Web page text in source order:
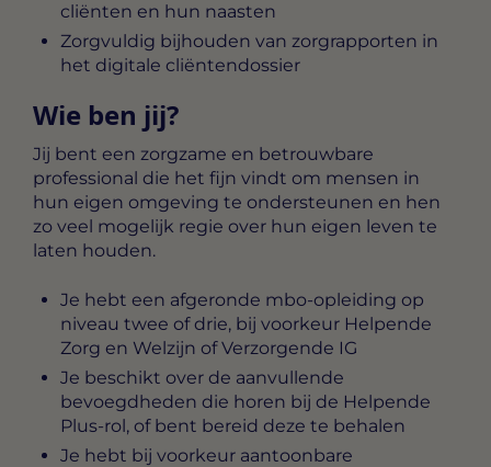
cliënten en hun naasten
Zorgvuldig bijhouden van zorgrapporten in
het digitale cliëntendossier
Wie ben jij?
Jij bent een zorgzame en betrouwbare
professional die het fijn vindt om mensen in
hun eigen omgeving te ondersteunen en hen
zo veel mogelijk regie over hun eigen leven te
laten houden.
Je hebt een afgeronde mbo-opleiding op
niveau twee of drie, bij voorkeur Helpende
Zorg en Welzijn of Verzorgende IG
Je beschikt over de aanvullende
bevoegdheden die horen bij de Helpende
Plus-rol, of bent bereid deze te behalen
Je hebt bij voorkeur aantoonbare